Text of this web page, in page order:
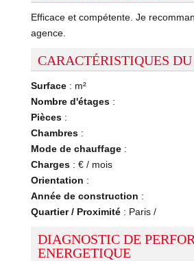
Efficace et compétente. Je
agence.
CARACTÉRISTIQUES
Surface: m²
Nombre d'étages:
Pièces:
Chambres:
Mode de chauffage:
Charges: € / mois
Orientation :
Année de construction :
Quartier / Proximité: Paris /
DIAGNOSTIC DE
ENERGETIQUE